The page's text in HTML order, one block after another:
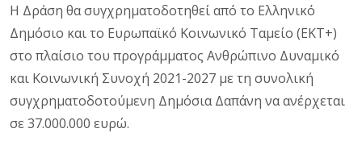
Η Δράση θα συγχρηματοδοτηθεί από το Ελληνικό
Δημόσιο και το Ευρωπαϊκό Κοινωνικό Ταμείο (EKT+)
στο πλαίσιο του προγράμματος Ανθρώπινο Δυναμικό
και Κοινωνική Συνοχή 2021-2027 με τη συνολική
συγχρηματοδοτούμενη Δημόσια Δαπάνη να ανέρχεται
σε 37.000.000 ευρώ.